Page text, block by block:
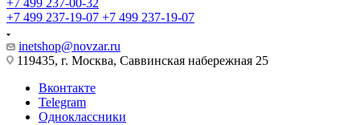
+7 499 237-00-32
+7 499 237-19-07 +7 499 237-19-07
inetshop@novzar.ru
119435, г. Москва, Саввинская набережная 25
Вконтакте
Telegram
Одноклассники